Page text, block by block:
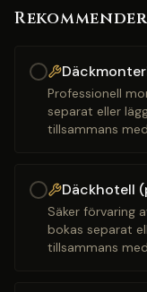
Professionell
separat eller
tillsammans
Däckhotell
Säker förvaring
bokas separat
tillsammans